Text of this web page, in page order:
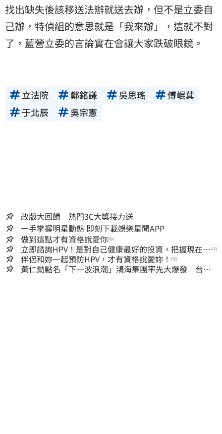
找出缺失後該移送法辦就送去辦，但不是立委自
己辦，特偵組的意思就是「我來辦」，這就不對
了，藍營立委的言論實在會讓大家跌破眼鏡。
立法院 鄭銘謙 吳思瑤
傅崐萁
于北辰
吳宗憲
改版大回饋 熱門3C大獎接力送
一手掌握明星動態 即刻下載娛樂星聞APP
做到這點才有資格說愛你PR
立即諮詢HPV！是對自己健康最好的投資，把握現在不
嫌晚！
PR
伴侶和妳一起預防HPV，才有資格說愛妳！ PR
黃仁勳點名「下一波浪潮」鴻海集團率先大爆發 台股